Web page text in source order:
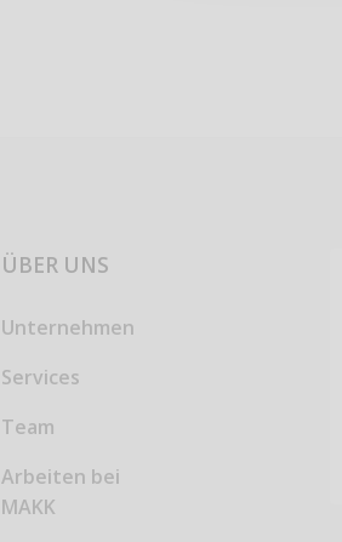
ÜBER UNS
Unternehmen
Services
Team
Arbeiten bei
MAKK